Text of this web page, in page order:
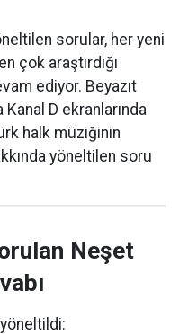
sorular, her yeni
çok araştırdığı
ediyor. Beyazıt
D ekranlarında
halk müziğinin
yöneltilen soru
Neşet